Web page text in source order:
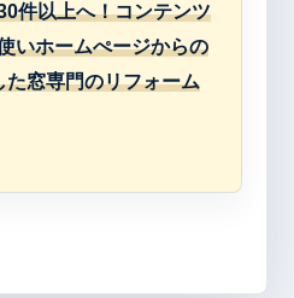
件以上へ！コンテンツ
いホームぺージからの
た窓専門のリフォーム